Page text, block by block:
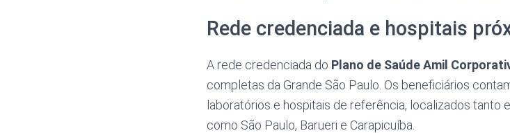
Rede credenciada e hospitais
A rede credenciada do Plano de Saúde Amil
completas da Grande São Paulo. Os beneficiários
laboratórios e hospitais de referência, localizados tanto
como São Paulo, Barueri e Carapicuíba.